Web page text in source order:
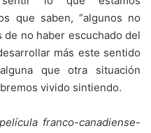
que saben, “algunos no
de no haber escuchado del
más este sentido
que otra situación
vivido sintiendo.
franco-canadiense-